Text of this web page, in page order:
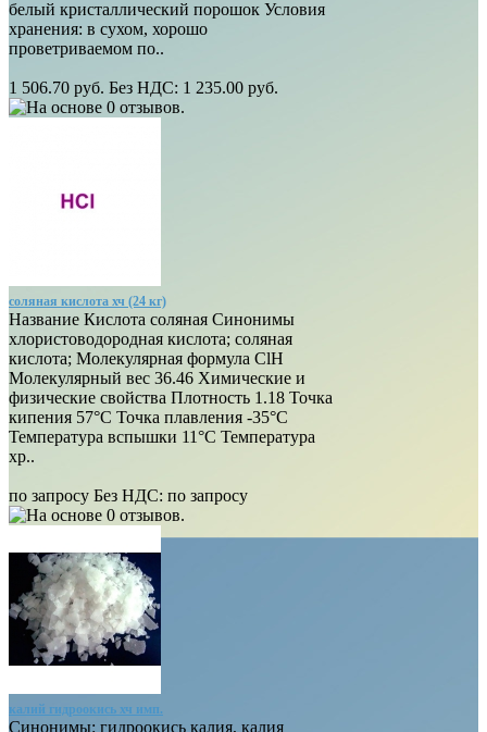
белый кристаллический порошок Условия
хранения: в сухом, хорошо
проветриваемом по..
1 506.70 руб. Без НДС: 1 235.00 руб.
соляная кислота хч (24 кг)
Название Кислота соляная Синонимы
хлористоводородная кислота; соляная
кислота; Молекулярная формула ClH
Молекулярный вес 36.46 Химические и
физические свойства Плотность 1.18 Точка
кипения 57°C Точка плавления -35°C
Температура вспышки 11°C Температура
хр..
по запросу Без НДС: по запросу
калий гидроокись хч имп.
Синонимы: гидроокись калия, калия